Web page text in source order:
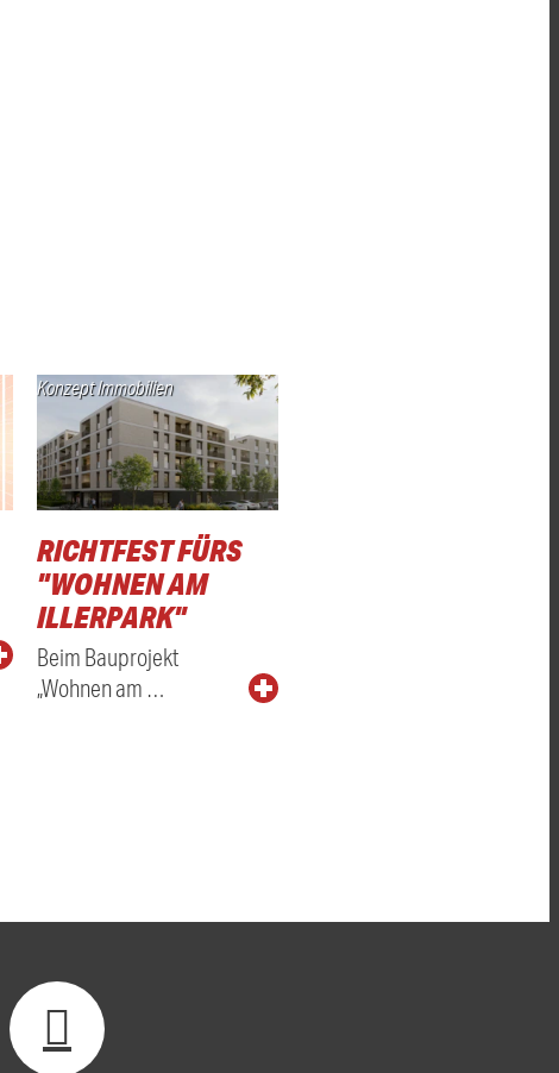
Konzept Immobilien
RICHTFEST FÜRS
"WOHNEN AM
ILLERPARK"
Beim Bauprojekt
„Wohnen am …